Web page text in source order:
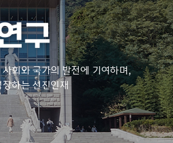
구
회와 국가의 발전에 기여하며,
하는 선진인재